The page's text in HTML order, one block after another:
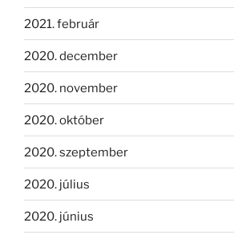
2021. február
2020. december
2020. november
2020. október
2020. szeptember
2020. július
2020. június